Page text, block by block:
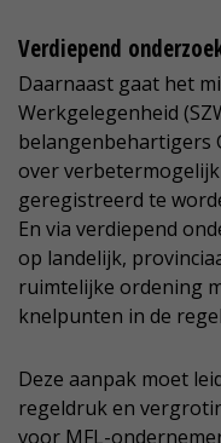
Verdiepend
Daarnaast gaat het
Werkgelegenheid
belangenbehartigers
over
geregistreerd te
En via verdiepend
op landelijk,
ruimtelijke ordening
knelpunten in de
Deze aanpak moet
regeldruk en
voor MFL-